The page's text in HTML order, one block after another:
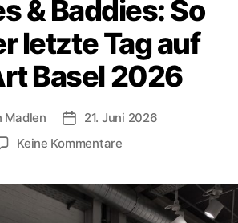
e
g
o
r
i
n
& Baddies: So
letzte Tag auf
Basel 2026
Madlen
V
f
f
21. Juni 2026
Keine Kommentarez
a
d